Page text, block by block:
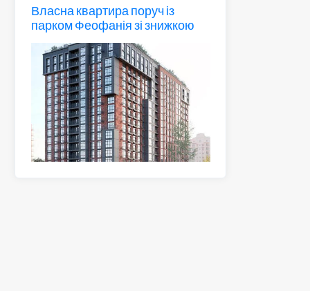
Власна квартира поруч із
парком Феофанія зі знижкою